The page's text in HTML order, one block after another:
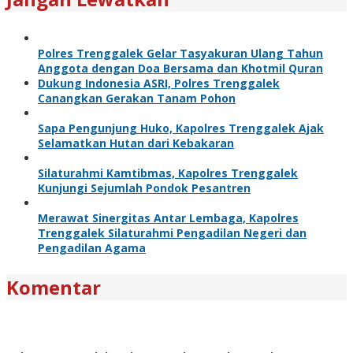
Polres Trenggalek Gelar Tasyakuran Ulang Tahun
Anggota dengan Doa Bersama dan Khotmil Quran
Dukung Indonesia ASRI, Polres Trenggalek
Canangkan Gerakan Tanam Pohon
Sapa Pengunjung Huko, Kapolres Trenggalek Ajak
Selamatkan Hutan dari Kebakaran
Silaturahmi Kamtibmas, Kapolres Trenggalek
Kunjungi Sejumlah Pondok Pesantren
Merawat Sinergitas Antar Lembaga, Kapolres
Trenggalek Silaturahmi Pengadilan Negeri dan
Pengadilan Agama
Komentar